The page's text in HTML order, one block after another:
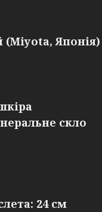
Японія)
скло
24 см